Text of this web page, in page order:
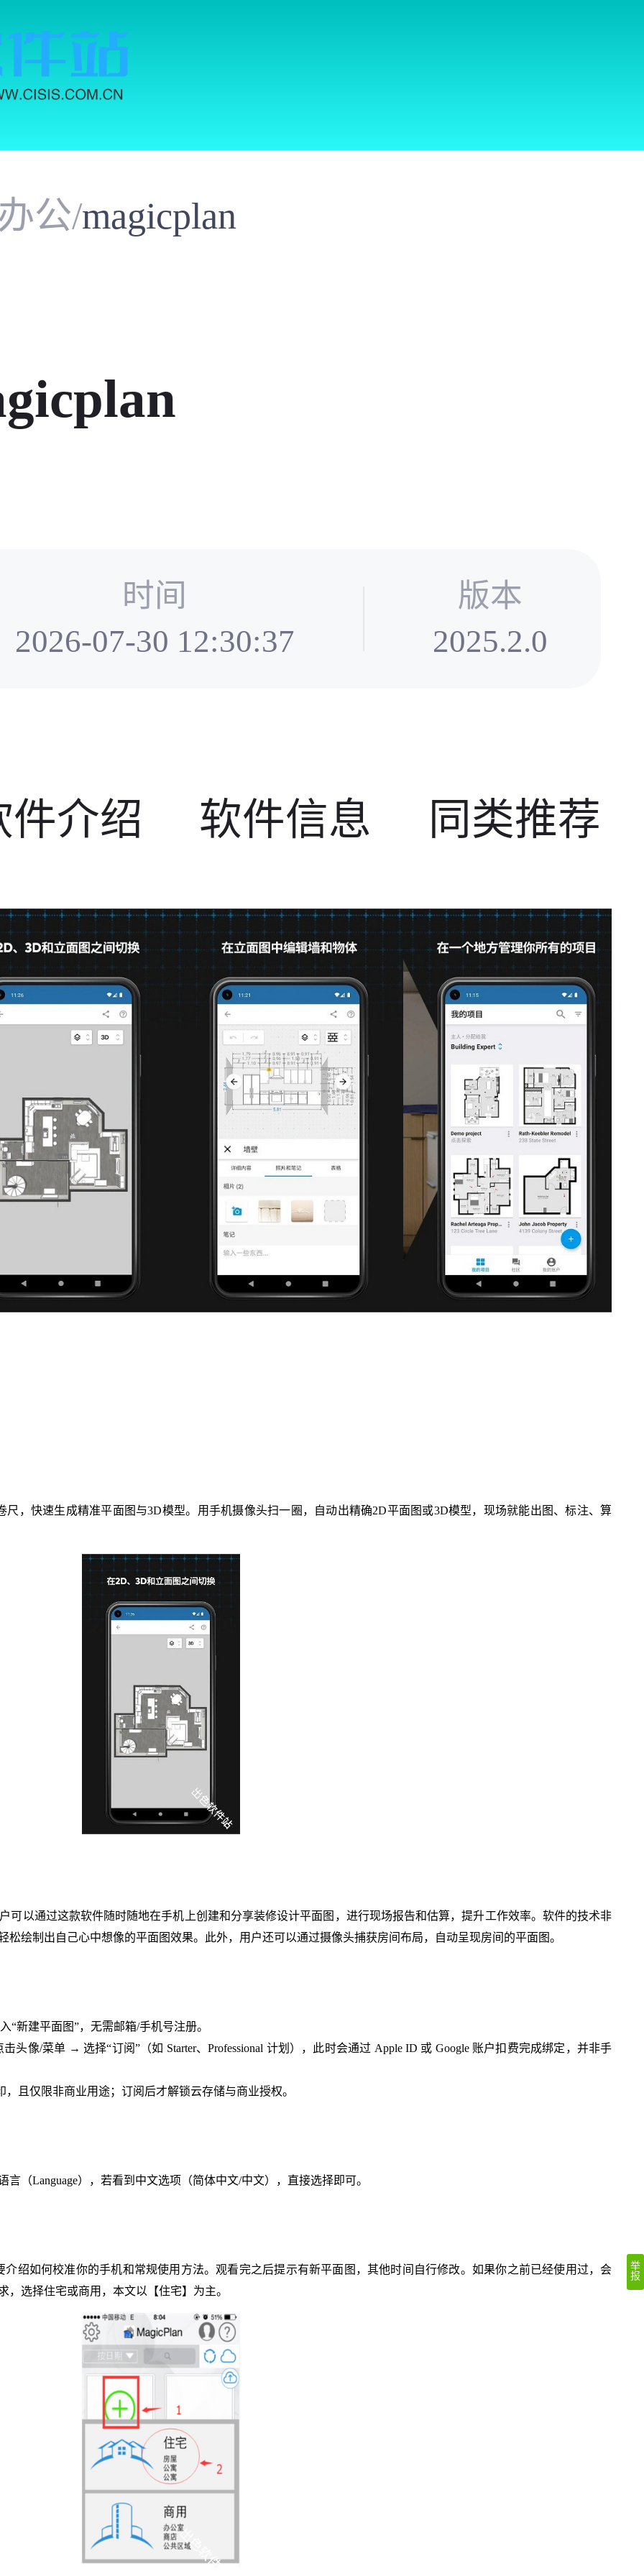
公/magicplan
时间
2026-07-30 12:30:37
版本
2025.2.0
件介绍 软件信息 同类推荐
尺，快速生成精准平面图与3D模型。用手机摄像头扫一圈，自动出精确2D平面图或3D模型，现场就能出图、标注、算
可以通过这款软件随时随地在手机上创建和分享装修设计平面图，进行现场报告和估算，提升工作效率。软件的技术非
绘制出自己心中想像的平面图效果。此外，用户还可以通过摄像头捕获房间布局，自动呈现房间的平面图。
“新建平面图”，无需邮箱/手机号注册。
头像/菜单 → 选择“订阅”（如 Starter、Professional 计划），此时会通过 Apple ID 或 Google 账户扣费完成绑定，并非手
且仅限非商业用途；订阅后才解锁云存储与商业授权。
（Language），若看到中文选项（简体中文/中文），直接选择即可。
介绍如何校准你的手机和常规使用方法。观看完之后提示有新平面图，其他时间自行修改。如果你之前已经使用过，会
选择住宅或商用，本文以【住宅】为主。
举
报